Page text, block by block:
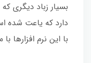
بسیار زباد دیگری
دارد که یاعت
با این نرم افزارها